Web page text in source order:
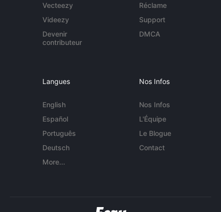
Vecteezy
Videezy
Devenir
contributeur
Réclame
Support
DMCA
Langues
English
Español
Português
Deutsch
More...
Nos Infos
Nos Infos
L'Équipe
Le Blogue
Contact